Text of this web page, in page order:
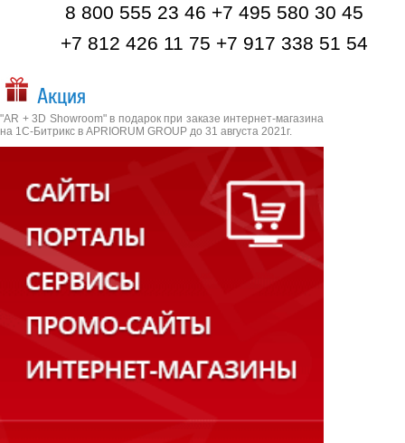
8 800 555 23 46 +7 495 580 30 45
+7 812 426 11 75 +7 917 338 51 54
Акция
"AR + 3D Showroom" в подарок при заказе интернет-магазина
на 1С-Битрикс в APRIORUM GROUP до 31 августа 2021г.